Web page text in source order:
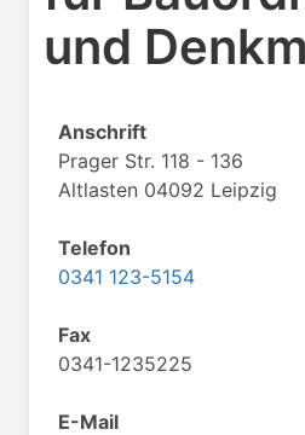
und
Anschrift
Prager Str. 118 - 136
Altlasten 04092 Leipzig
Telefon
0341 123-5154
Fax
0341-1235225
E-Mail